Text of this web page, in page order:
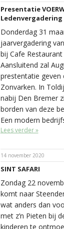
Presentatie
Ledenvergadering
Donderdag 31
jaarvergadering
bij Cafe
Aansluitend zal
prestentatie geven
Zonvarken. In
nabij Den Bremer
borden van deze
Een modern
Lees verder »
14 november 2020
SINT SAFARI
Zondag 22
komt naar
wat anders dan
met z’n Pieten bij
kinderen te